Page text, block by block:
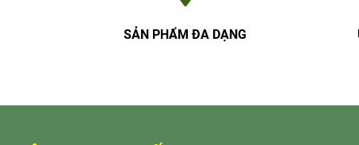
SẢN PHẨM ĐA DẠNG